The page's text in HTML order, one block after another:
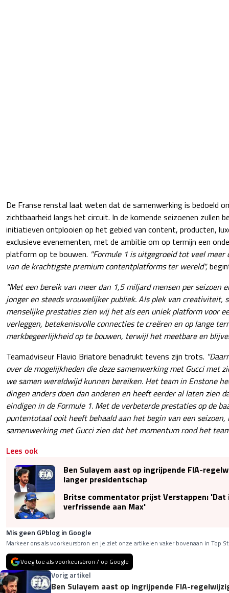
De Franse renstal laat weten dat de samenwerking is bedoeld
zichtbaarheid langs het circuit. In de komende seizoenen zullen
initiatieven ontplooien op het gebied van content, producten,
exclusieve evenementen, met de ambitie om op termijn een
platform op te bouwen. "Formule 1 is uitgegroeid tot veel meer
van de krachtigste premium contentplatforms ter wereld",
"Met een bereik van meer dan 1,5 miljard mensen per seizoen
jonger en steeds vrouwelijker publiek. Als plek van creativiteit,
menselijke prestaties zien wij het als een uniek platform voor
verleggen, betekenisvolle connecties te creëren en op lange
merkbegeerlijkheid op te bouwen, terwijl het meetbare en
Teamadviseur Flavio Briatore benadrukt tevens zijn trots.
over de mogelijkheden die deze samenwerking met Gucci met
we samen wereldwijd kunnen bereiken. Het team in Enstone
dingen anders doen dan anderen en heeft eerder al laten zien
eindigen in de Formule 1. Met de verbeterde prestaties op de
puntentotaal ooit heeft behaald aan het begin van een seizoen,
samenwerking met Gucci zien dat het momentum rond het
Lees ook
Ben Sulayem aast op ingrijpende FIA-
langer presidentschap
Britse commentator prijst Verstappen:
verfrissende aan Max'
Mis geen GPblog in Google
Markeer ons als voorkeursbron en je ziet onze artikelen vaker bovenaan in Top
Voeg toe als voorkeursbron / op Google
Vorig artikel
Ben Sulayem aast op ingrijpende FIA-